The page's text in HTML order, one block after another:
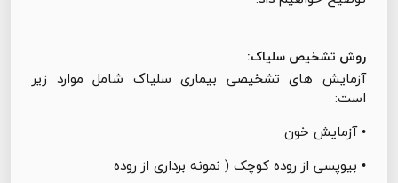
روش تشخیص سلیاک:
آزمایش های تشخیصی بیماری سلیاک شامل موارد زیر
است:
• آزمایش خون
• بیوپسی از روده کوچک ( نمونه برداری از روده